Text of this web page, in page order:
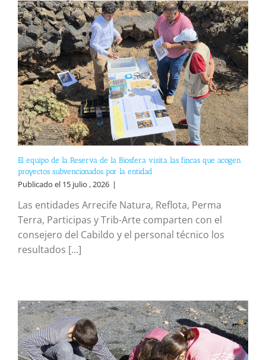
El equipo de la Reserva de la Biosfera visita las fincas que acogen
proyectos subvencionados por la entidad
Publicado el 15 julio , 2026 |
Las entidades Arrecife Natura, Reflota, Perma
Terra, Participas y Trib-Arte comparten con el
consejero del Cabildo y el personal técnico los
resultados [...]